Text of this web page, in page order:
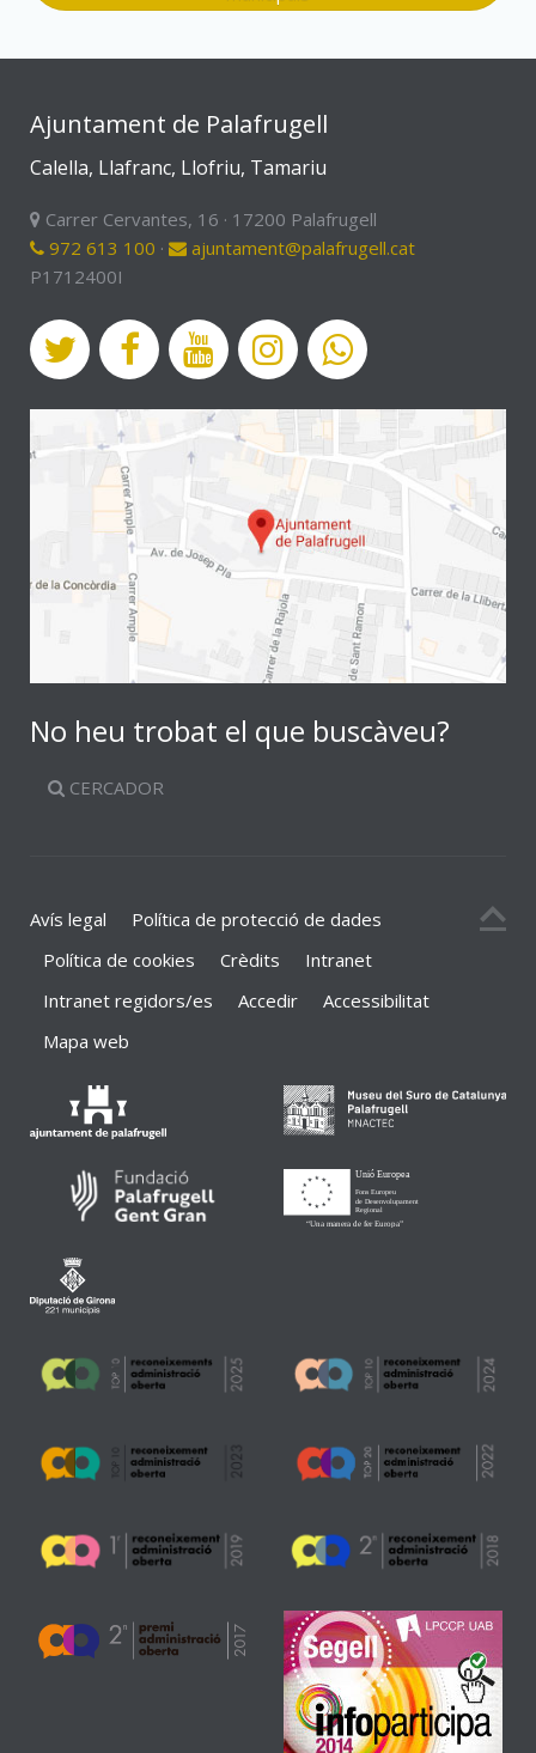
Ajuntament de Palafrugell
Calella, Llafranc, Llofriu, Tamariu
Carrer Cervantes, 16 · 17200 Palafrugell
972 613 100 ·
ajuntament@palafrugell.cat
P1712400I
No heu trobat el que buscàveu?
CERCADOR
Avís legal
Política de protecció de dades
Política de cookies
Crèdits
Intranet
Intranet regidors/es
Accedir
Accessibilitat
Mapa web